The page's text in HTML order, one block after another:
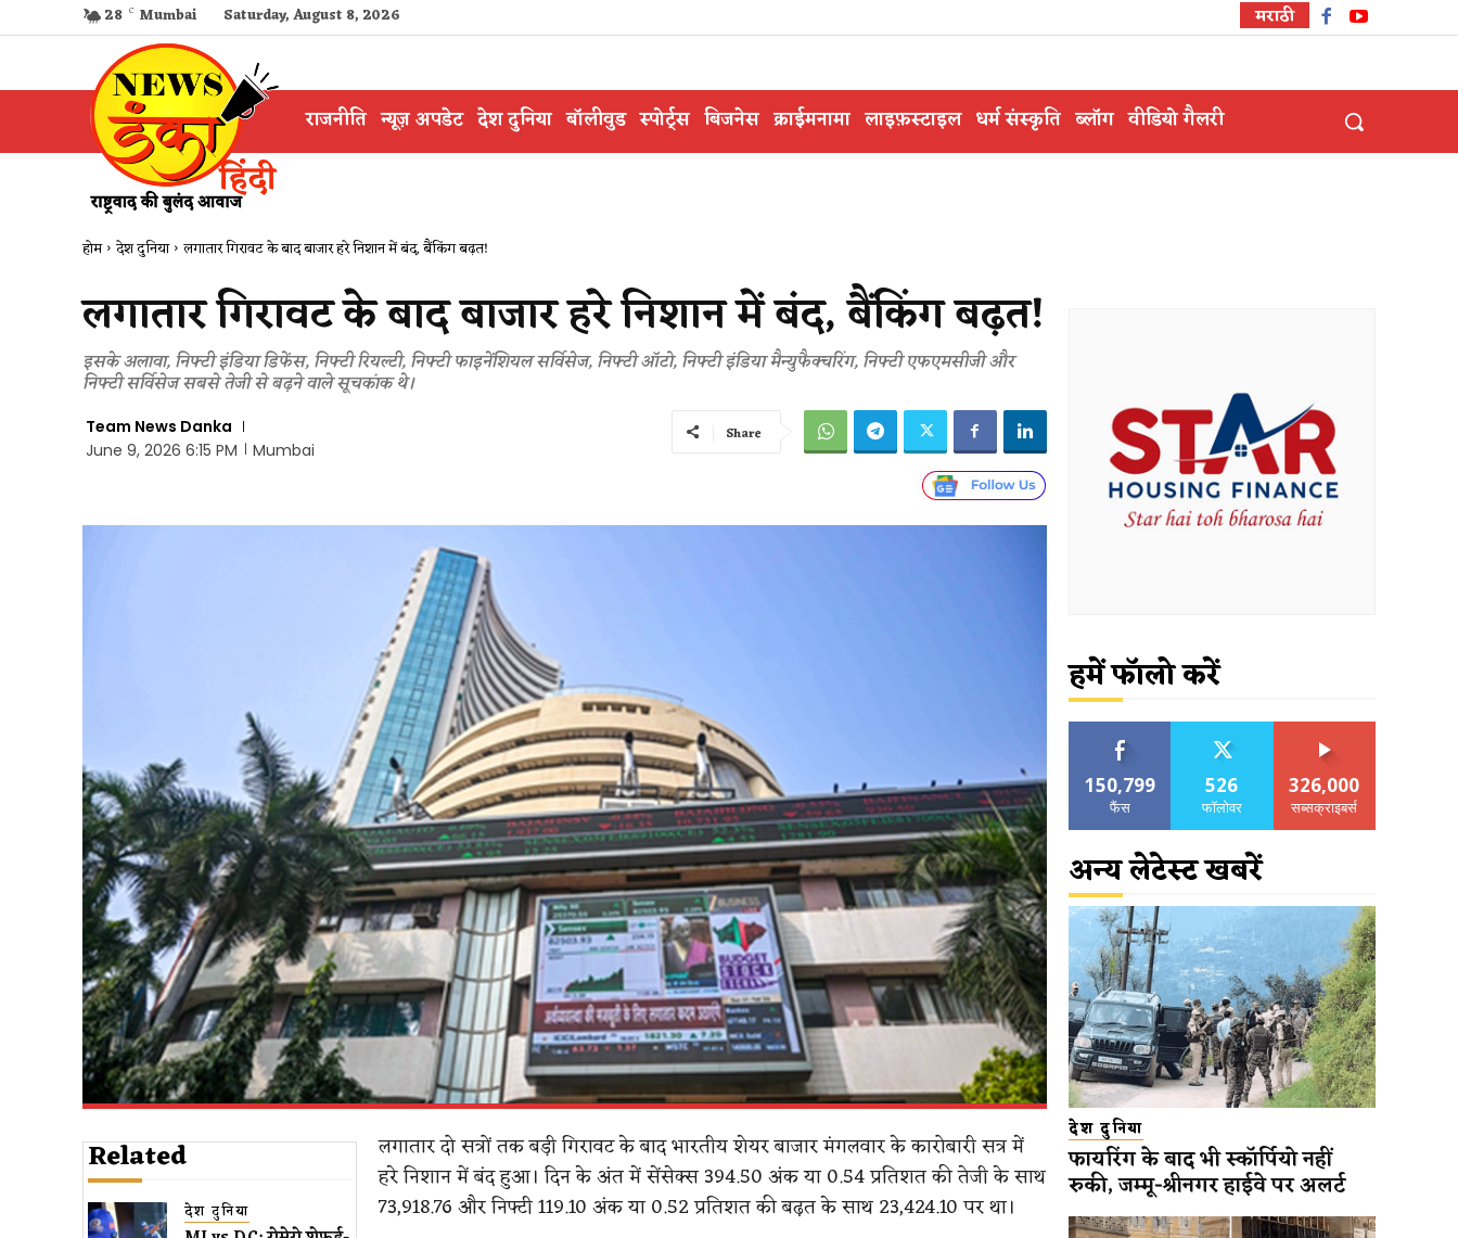
28 C Mumbai Saturday, August 8, 2026 मराठी
राजनीति न्यूज़ अपडेट देश दुनिया बॉलीवुड स्पोर्ट्स बिजनेस क्राईमनामा लाइफ़स्टाइल धर्म संस्कृति ब्लॉग वीडियो गैलरी
होम देश दुनिया लगातार गिरावट के बाद बाजार हरे निशान में बंद, बैंकिंग बढ़त!
लगातार गिरावट के बाद बाजार हरे निशान में बंद, बैंकिंग बढ़त!
इसके अलावा, निफ्टी इंडिया डिफेंस, निफ्टी रियल्टी, निफ्टी फाइनेंशियल सर्विसेज, निफ्टी ऑटो, निफ्टी इंडिया मैन्युफैक्चरिंग, निफ्टी एफएमसीजी और
निफ्टी सर्विसेज सबसे तेजी से बढ़ने वाले सूचकांक थे।
Team News Danka
June 9, 2026 6:15 PM
Mumbai
Share
Related
देश दुनिया
लगातार दो सत्रों तक बड़ी गिरावट के बाद भारतीय शेयर बाजार मंगलवार के कारोबारी सत्र में
हरे निशान में बंद हुआ। दिन के अंत में सेंसेक्स 394.50 अंक या 0.54 प्रतिशत की तेजी के साथ
73,918.76 और निफ्टी 119.10 अंक या 0.52 प्रतिशत की बढ़त के साथ 23,424.10 पर था।
हमें फॉलो करें
150,799
फैंस
526
फॉलोवर
326,000
सब्सक्राइबर्स
अन्य लेटेस्ट खबरें
देश दुनिया
फायरिंग के बाद भी स्कॉर्पियो नहीं
रुकी, जम्मू-श्रीनगर हाईवे पर अलर्ट